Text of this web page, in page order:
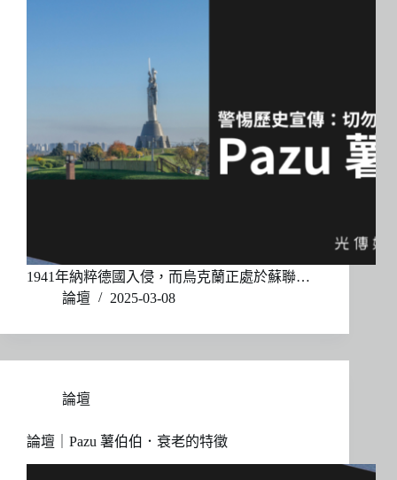
1941年納粹德國入侵，而烏克蘭正處於蘇聯…
論壇
2025-03-08
論壇
論壇｜Pazu 薯伯伯．衰老的特徵